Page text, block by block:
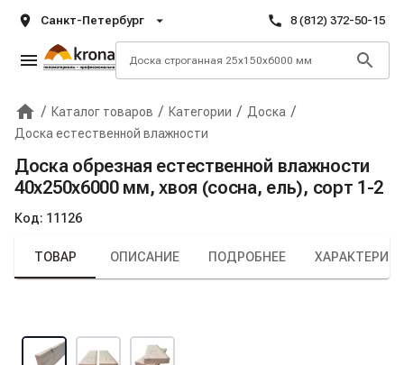
Санкт-Петербург 8 (812) 372-50-15
Главная
/ Каталог товаров / Категории / Доска /
Доска естественной влажности
Доска обрезная естественной влажности
40х250х6000 мм, хвоя (сосна, ель), сорт 1-2
Код: 11126
Крона
ТОВАР ОПИСАНИЕ ПОДРОБНЕЕ